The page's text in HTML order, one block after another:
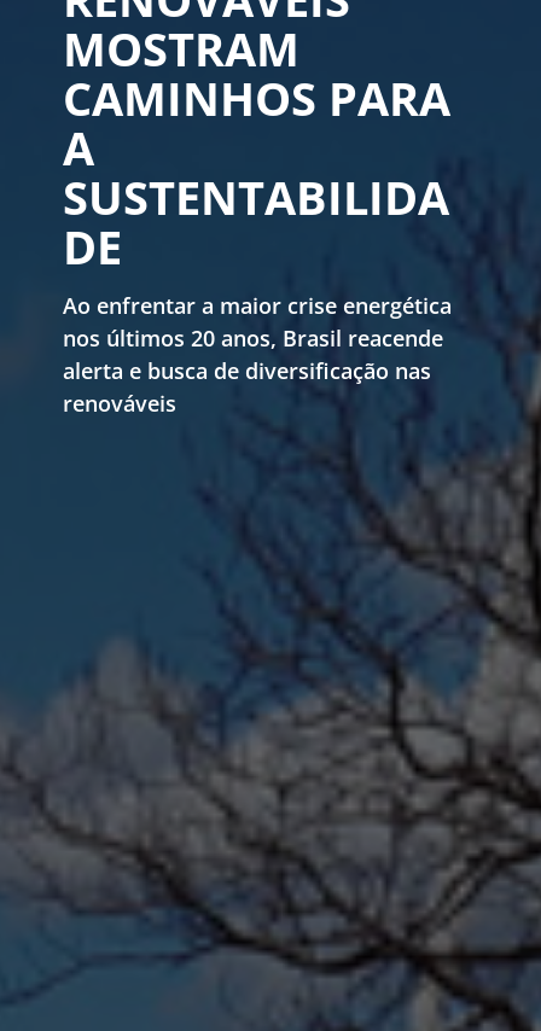
MOSTRAM
CAMINHOS PARA
A
SUSTENTABILIDA
DE
Ao enfrentar a maior crise energética
nos últimos 20 anos, Brasil reacende
alerta e busca de diversificação nas
renováveis